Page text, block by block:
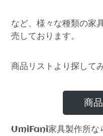
など、様々な種類の家
売しております。
商品リストより探して
商
UmiFani家具製作所な